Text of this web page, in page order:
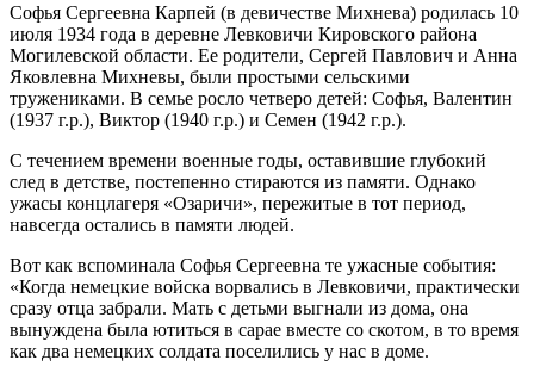
Софья Сергеевна Карпей (в девичестве Михнева) родилась 10
июля 1934 года в деревне Левковичи Кировского района
Могилевской области. Ее родители, Сергей Павлович и Анна
Яковлевна Михневы, были простыми сельскими
тружениками. В семье росло четверо детей: Софья, Валентин
(1937 г.р.), Виктор (1940 г.р.) и Семен (1942 г.р.).
С течением времени военные годы, оставившие глубокий
след в детстве, постепенно стираются из памяти. Однако
ужасы концлагеря «Озаричи», пережитые в тот период,
навсегда остались в памяти людей.
Вот как вспоминала Софья Сергеевна те ужасные события:
«Когда немецкие войска ворвались в Левковичи, практически
сразу отца забрали. Мать с детьми выгнали из дома, она
вынуждена была ютиться в сарае вместе со скотом, в то время
как два немецких солдата поселились у нас в доме.